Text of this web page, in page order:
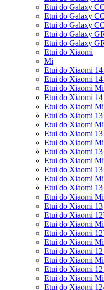
Etui do Galaxy
Etui do Galaxy
Etui do Galaxy
Etui do Galaxy
Etui do Galaxy
Etui do Xiaomi
Mi
Etui do Xiaomi
Etui do Xiaomi 14
Etui do Xiaomi
Etui do Xiaomi 14
Etui do Xiaomi
Etui do Xiaomi
Etui do Xiaomi
Etui do Xiaomi
Etui do Xiaomi
Etui do Xiaomi
Etui do Xiaomi
Etui do Xiaomi 13
Etui do Xiaomi
Etui do Xiaomi
Etui do Xiaomi
Etui do Xiaomi 13
Etui do Xiaomi
Etui do Xiaomi
Etui do Xiaomi
Etui do Xiaomi
Etui do Xiaomi 12
Etui do Xiaomi
Etui do Xiaomi
Etui do Xiaomi Mi
Etui do Xiaomi